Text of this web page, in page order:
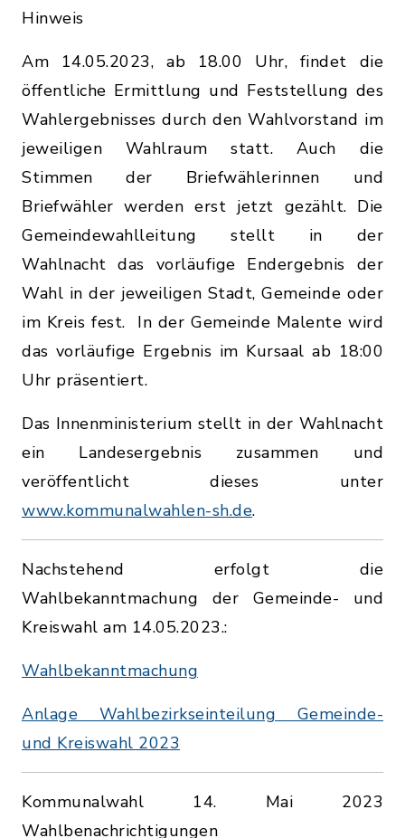
Hinweis
Am 14.05.2023, ab 18.00 Uhr, findet die
öffentliche Ermittlung und Feststellung des
Wahlergebnisses durch den Wahlvorstand im
jeweiligen Wahlraum statt. Auch die
Stimmen der Briefwählerinnen und
Briefwähler werden erst jetzt gezählt. Die
Gemeindewahlleitung stellt in der
Wahlnacht das vorläufige Endergebnis der
Wahl in der jeweiligen Stadt, Gemeinde oder
im Kreis fest. In der Gemeinde Malente wird
das vorläufige Ergebnis im Kursaal ab 18:00
Uhr präsentiert.
Das Innenministerium stellt in der Wahlnacht
ein Landesergebnis zusammen und
veröffentlicht dieses unter
www.kommunalwahlen-sh.de.
Nachstehend erfolgt die
Wahlbekanntmachung der Gemeinde- und
Kreiswahl am 14.05.2023.:
Wahlbekanntmachung
Anlage Wahlbezirkseinteilung Gemeinde-
und Kreiswahl 2023
Kommunalwahl 14. Mai 2023
Wahlbenachrichtigungen